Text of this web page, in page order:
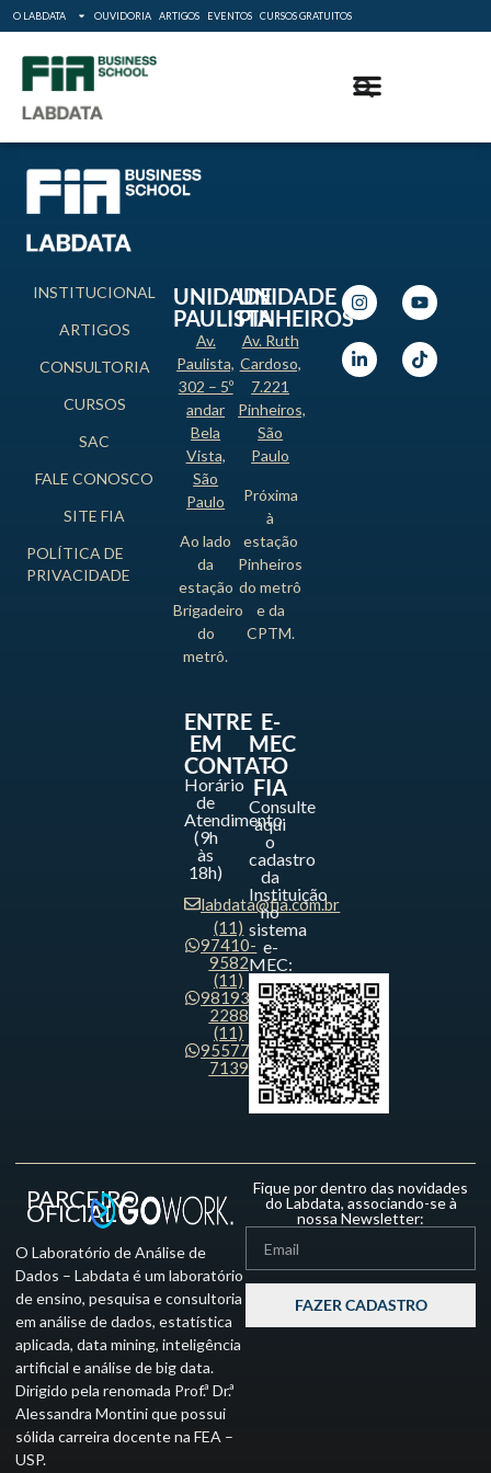
O LABDATA OUVIDORIA ARTIGOS EVENTOS CURSOS GRATUITOS
INSTITUCIONAL
ARTIGOS
CONSULTORIA
CURSOS
SAC
FALE CONOSCO
SITE FIA
POLÍTICA DE
PRIVACIDADE
UNIDADE
PAULISTA
Av.
Paulista,
302 – 5º
andar
Bela
Vista,
São
Paulo
Ao lado
da
estação
Brigadeiro
do
metrô.
UNIDADE
PINHEIROS
Av. Ruth
Cardoso,
7.221
Pinheiros,
São
Paulo
Próxima
à
estação
Pinheiros
do metrô
e da
CPTM.
ENTRE
EM
CONTATO
Horário
de
Atendimento
(9h
às
18h)
labdata@fia.com.br
(11)
97410-
9582
(11)
98193-
2288
(11)
95577-
7139
E-
MEC
-
FIA
Consulte
aqui
o
cadastro
da
Instituição
no
sistema
e-
MEC:
PARCEIRO
OFICIAL
O Laboratório de Análise de
Dados – Labdata é um laboratório
de ensino, pesquisa e consultoria
em análise de dados, estatística
aplicada, data mining, inteligência
artificial e análise de big data.
Dirigido pela renomada Prof.ª Dr.ª
Alessandra Montini que possui
sólida carreira docente na FEA –
USP.
Fique por dentro das novidades
do Labdata, associando-se à
nossa Newsletter:
FAZER CADASTRO